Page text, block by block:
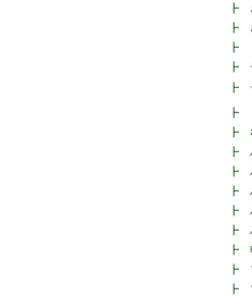
┣
┣
┣
┣
┣
┣
┣
┣
┣
┣
┣
┣
┣
┣
┣